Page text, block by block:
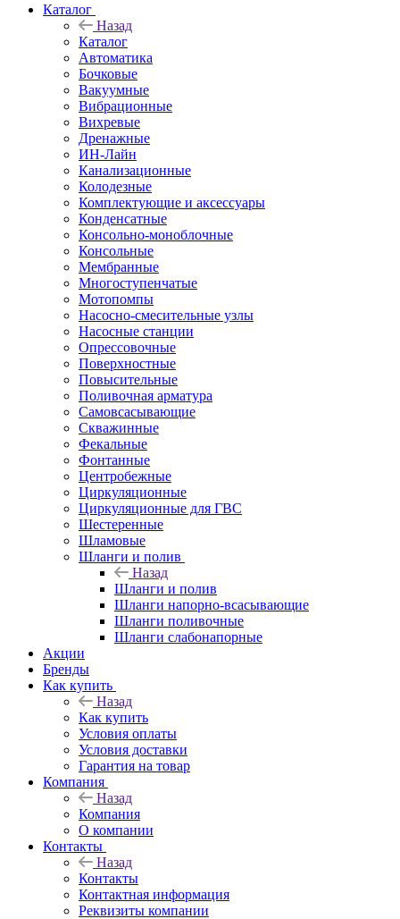
Каталог
Назад
Каталог
Автоматика
Бочковые
Вакуумные
Вибрационные
Вихревые
Дренажные
ИН-Лайн
Канализационные
Колодезные
Комплектующие и аксессуары
Конденсатные
Консольно-моноблочные
Консольные
Мембранные
Многоступенчатые
Мотопомпы
Насосно-смесительные узлы
Насосные станции
Опрессовочные
Поверхностные
Повысительные
Поливочная арматура
Самовсасывающие
Скважинные
Фекальные
Фонтанные
Центробежные
Циркуляционные
Циркуляционные для ГВС
Шестеренные
Шламовые
Шланги и полив
Назад
Шланги и полив
Шланги напорно-всасывающие
Шланги поливочные
Шланги слабонапорные
Акции
Бренды
Как купить
Назад
Как купить
Условия оплаты
Условия доставки
Гарантия на товар
Компания
Назад
Компания
О компании
Контакты
Назад
Контакты
Контактная информация
Реквизиты компании